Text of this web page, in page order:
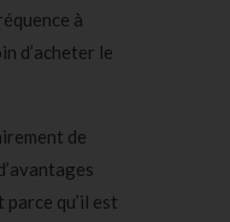
à
d’acheter le
de
qu’il est